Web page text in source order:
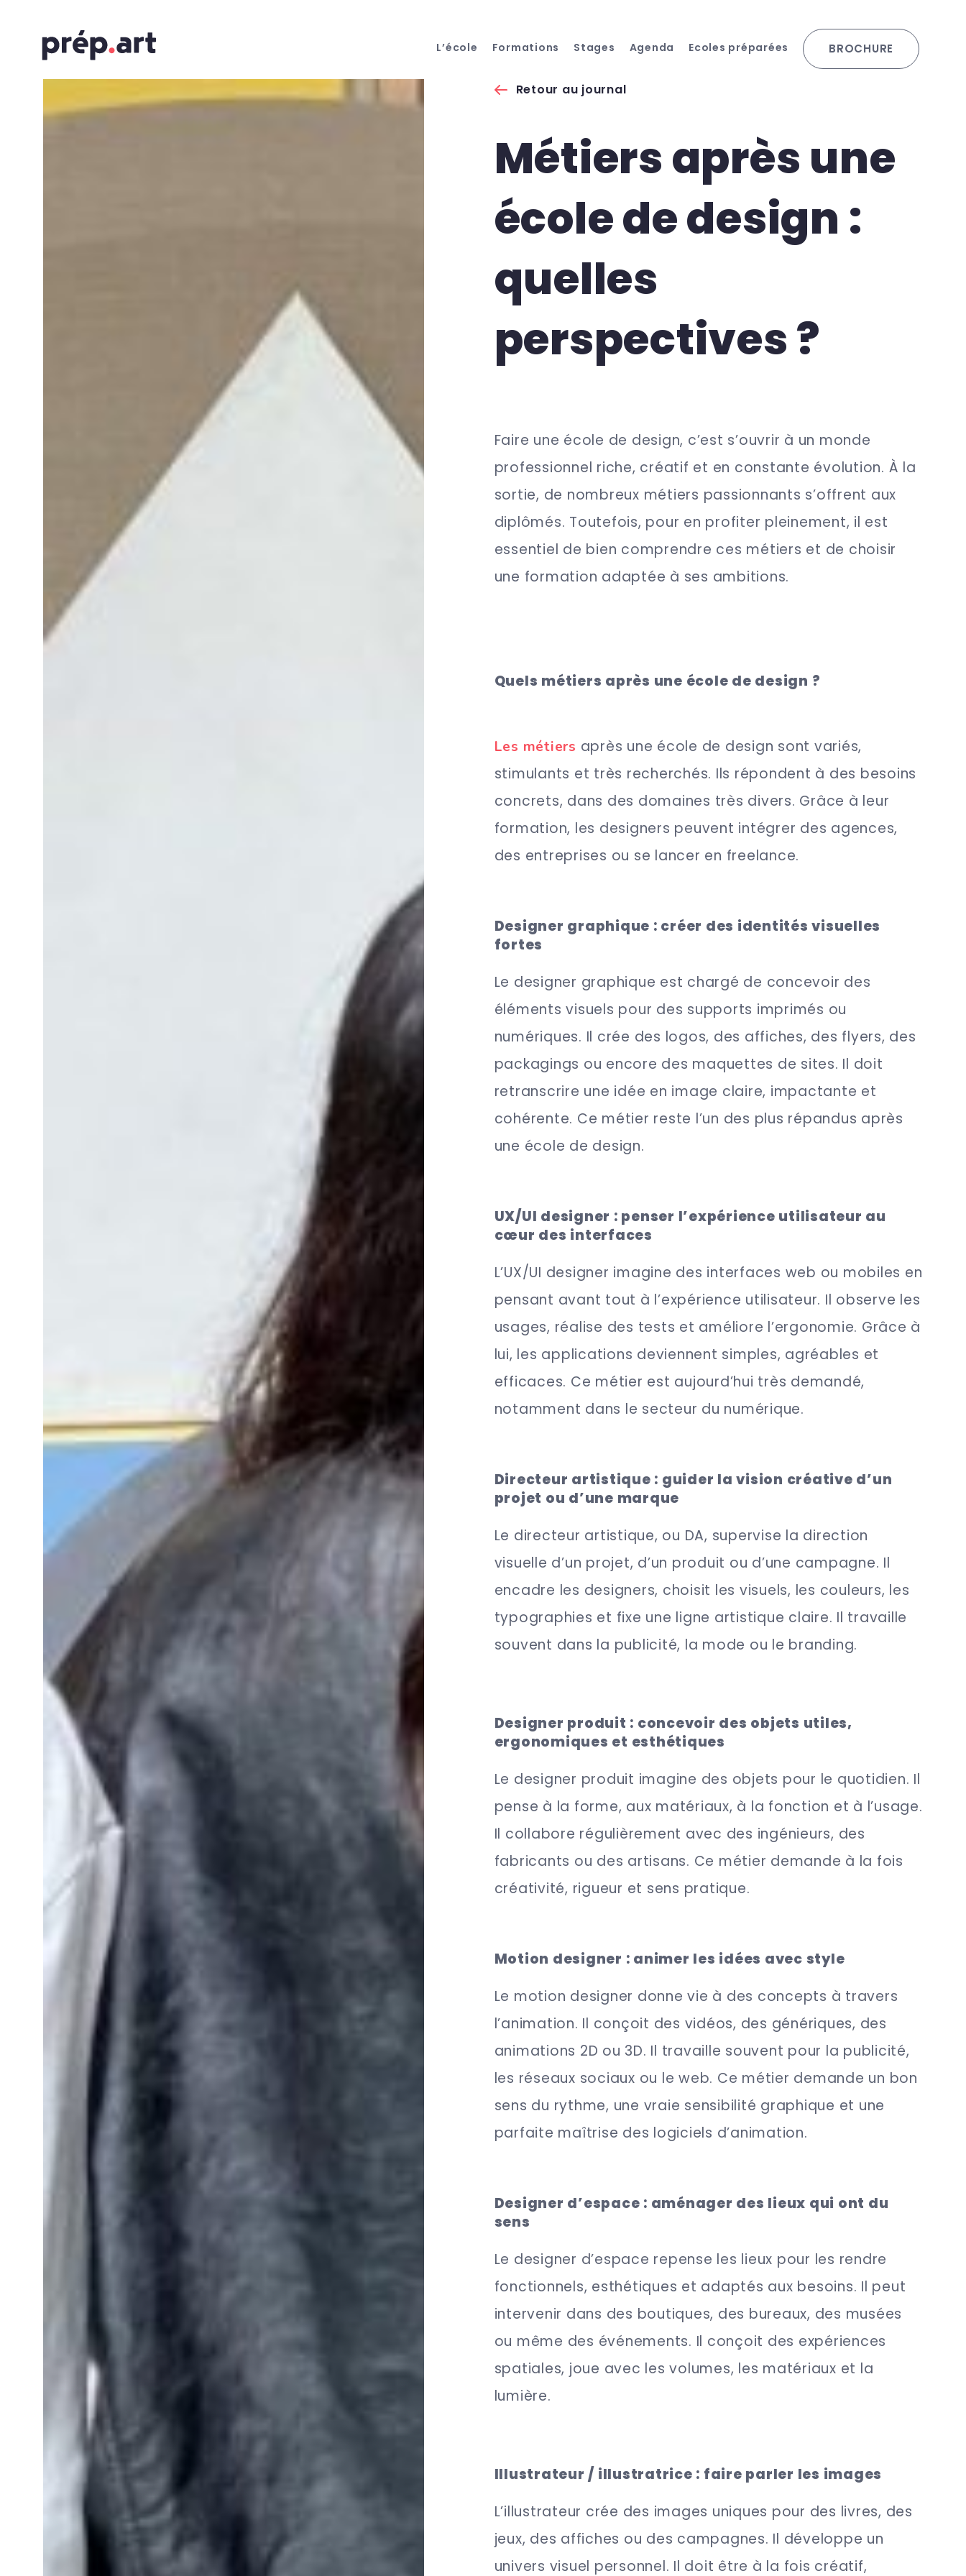
L’école Formations Stages Agenda Ecoles préparées BROCHURE
Retour au journal
Métiers après une
école de design :
quelles
perspectives ?
Faire une école de design, c’est s’ouvrir à un monde
professionnel riche, créatif et en constante évolution. À la
sortie, de nombreux métiers passionnants s’offrent aux
diplômés. Toutefois, pour en profiter pleinement, il est
essentiel de bien comprendre ces métiers et de choisir
une formation adaptée à ses ambitions.
Quels métiers après une école de design ?
Les métiers après une école de design sont variés,
stimulants et très recherchés. Ils répondent à des besoins
concrets, dans des domaines très divers. Grâce à leur
formation, les designers peuvent intégrer des agences,
des entreprises ou se lancer en freelance.
Designer graphique : créer des identités visuelles
fortes
Le designer graphique est chargé de concevoir des
éléments visuels pour des supports imprimés ou
numériques. Il crée des logos, des affiches, des flyers, des
packagings ou encore des maquettes de sites. Il doit
retranscrire une idée en image claire, impactante et
cohérente. Ce métier reste l’un des plus répandus après
une école de design.
UX/UI designer : penser l’expérience utilisateur au
cœur des interfaces
L’UX/UI designer imagine des interfaces web ou mobiles en
pensant avant tout à l’expérience utilisateur. Il observe les
usages, réalise des tests et améliore l’ergonomie. Grâce à
lui, les applications deviennent simples, agréables et
efficaces. Ce métier est aujourd’hui très demandé,
notamment dans le secteur du numérique.
Directeur artistique : guider la vision créative d’un
projet ou d’une marque
Le directeur artistique, ou DA, supervise la direction
visuelle d’un projet, d’un produit ou d’une campagne. Il
encadre les designers, choisit les visuels, les couleurs, les
typographies et fixe une ligne artistique claire. Il travaille
souvent dans la publicité, la mode ou le branding.
Designer produit : concevoir des objets utiles,
ergonomiques et esthétiques
Le designer produit imagine des objets pour le quotidien. Il
pense à la forme, aux matériaux, à la fonction et à l’usage.
Il collabore régulièrement avec des ingénieurs, des
fabricants ou des artisans. Ce métier demande à la fois
créativité, rigueur et sens pratique.
Motion designer : animer les idées avec style
Le motion designer donne vie à des concepts à travers
l’animation. Il conçoit des vidéos, des génériques, des
animations 2D ou 3D. Il travaille souvent pour la publicité,
les réseaux sociaux ou le web. Ce métier demande un bon
sens du rythme, une vraie sensibilité graphique et une
parfaite maîtrise des logiciels d’animation.
Designer d’espace : aménager des lieux qui ont du
sens
Le designer d’espace repense les lieux pour les rendre
fonctionnels, esthétiques et adaptés aux besoins. Il peut
intervenir dans des boutiques, des bureaux, des musées
ou même des événements. Il conçoit des expériences
spatiales, joue avec les volumes, les matériaux et la
lumière.
Illustrateur / illustratrice : faire parler les images
L’illustrateur crée des images uniques pour des livres, des
jeux, des affiches ou des campagnes. Il développe un
univers visuel personnel. Il doit être à la fois créatif,